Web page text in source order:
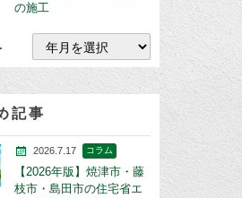
の施工
記事
2026.7.17 コラム
【2026年版】焼津市・藤
枝市・島田市の住宅省エ